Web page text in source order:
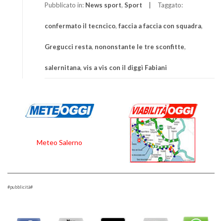
Pubblicato in: News sport, Sport Taggato:
confermato il tecncico, faccia a faccia con squadra,
Gregucci resta, nononstante le tre sconfitte,
salernitana, vis a vis con il diggì Fabiani
Meteo Salerno
#pubblicità#